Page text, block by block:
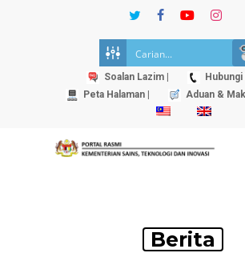
twitterfacebookyoutube
Soalan Lazim |
Hubungi
Peta Halaman |
Aduan &
Berita